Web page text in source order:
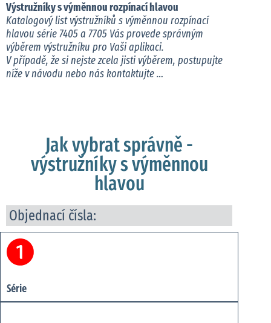
Výstružníky s výměnnou rozpínací hlavou
Katalogový list výstružníků s výměnnou rozpínací
hlavou série 7405 a 7705 Vás provede správným
výběrem výstružníku pro Vaši aplikaci.
V případě, že si nejste zcela jisti výběrem, postupujte
níže v návodu nebo nás kontaktujte …
Jak vybrat správně -
výstružníky s výměnnou
hlavou
Objednací čísla:
Série